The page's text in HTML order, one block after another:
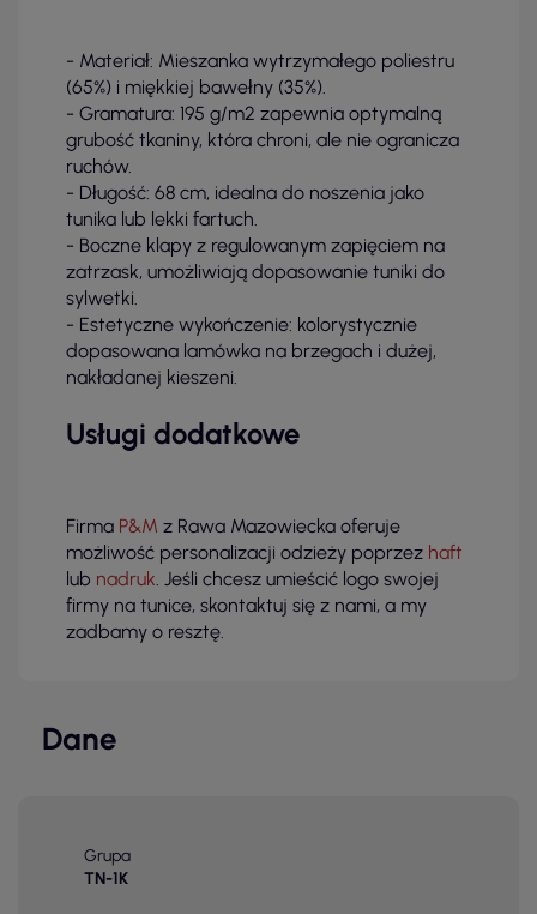
- Materiał: Mieszanka wytrzymałego poliestru
(65%) i miękkiej bawełny (35%).
- Gramatura: 195 g/m2 zapewnia optymalną
grubość tkaniny, która chroni, ale nie ogranicza
ruchów.
- Długość: 68 cm, idealna do noszenia jako
tunika lub lekki fartuch.
- Boczne klapy z regulowanym zapięciem na
zatrzask, umożliwiają dopasowanie tuniki do
sylwetki.
- Estetyczne wykończenie: kolorystycznie
dopasowana lamówka na brzegach i dużej,
nakładanej kieszeni.
Usługi dodatkowe
Firma P&M z Rawa Mazowiecka oferuje
możliwość personalizacji odzieży poprzez haft
lub nadruk. Jeśli chcesz umieścić logo swojej
firmy na tunice, skontaktuj się z nami, a my
zadbamy o resztę.
Dane
Grupa
TN-1K